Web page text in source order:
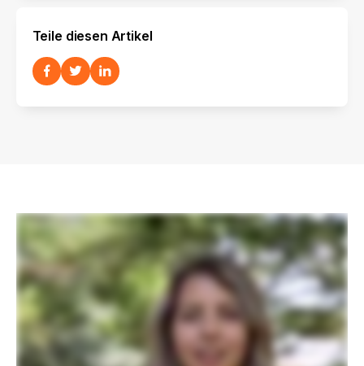
Teile diesen Artikel